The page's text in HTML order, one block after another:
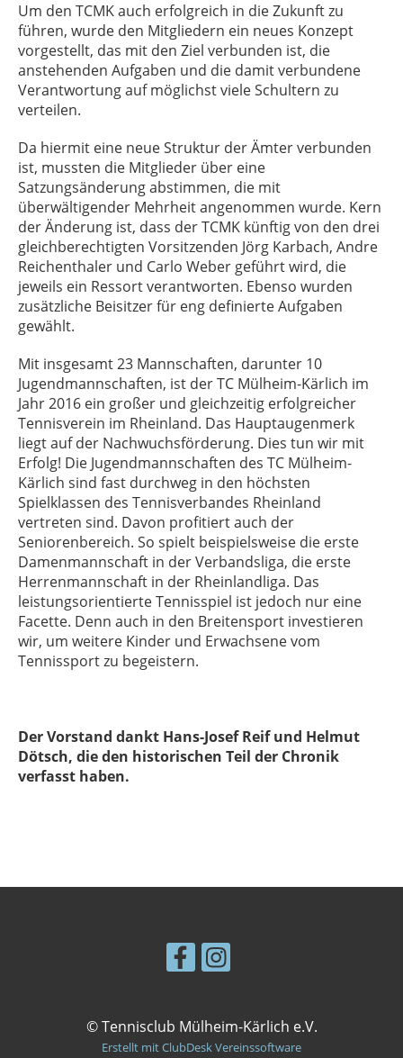
Um den TCMK auch erfolgreich in die Zukunft zu
führen, wurde den Mitgliedern ein neues Konzept
vorgestellt, das mit den Ziel verbunden ist, die
anstehenden Aufgaben und die damit verbundene
Verantwortung auf möglichst viele Schultern zu
verteilen.
Da hiermit eine neue Struktur der Ämter verbunden
ist, mussten die Mitglieder über eine
Satzungsänderung abstimmen, die mit
überwältigender Mehrheit angenommen wurde. Kern
der Änderung ist, dass der TCMK künftig von den drei
gleichberechtigten Vorsitzenden Jörg Karbach, Andre
Reichenthaler und Carlo Weber geführt wird, die
jeweils ein Ressort verantworten. Ebenso wurden
zusätzliche Beisitzer für eng definierte Aufgaben
gewählt.
Mit insgesamt 23 Mannschaften, darunter 10
Jugendmannschaften, ist der TC Mülheim-Kärlich im
Jahr 2016 ein großer und gleichzeitig erfolgreicher
Tennisverein im Rheinland. Das Hauptaugenmerk
liegt auf der Nachwuchsförderung. Dies tun wir mit
Erfolg! Die Jugendmannschaften des TC Mülheim-
Kärlich sind fast durchweg in den höchsten
Spielklassen des Tennisverbandes Rheinland
vertreten sind. Davon profitiert auch der
Seniorenbereich. So spielt beispielsweise die erste
Damenmannschaft in der Verbandsliga, die erste
Herrenmannschaft in der Rheinlandliga. Das
leistungsorientierte Tennisspiel ist jedoch nur eine
Facette. Denn auch in den Breitensport investieren
wir, um weitere Kinder und Erwachsene vom
Tennissport zu begeistern.
Der Vorstand dankt Hans-Josef Reif und Helmut
Dötsch, die den historischen Teil der Chronik
verfasst haben.
© Tennisclub Mülheim-Kärlich e.V.
Erstellt mit ClubDesk Vereinssoftware